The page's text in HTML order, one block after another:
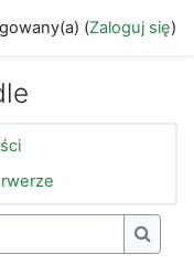
(Zaloguj się)